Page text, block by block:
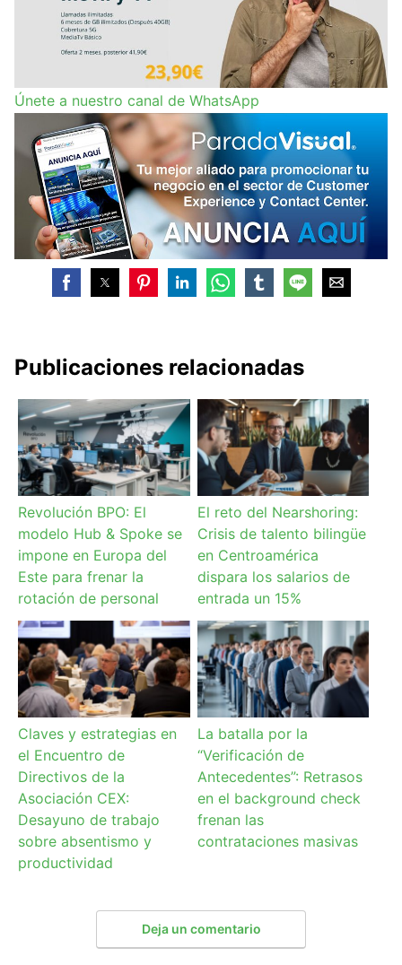
Únete a nuestro canal de WhatsApp
Publicaciones relacionadas
Revolución BPO: El
modelo Hub & Spoke se
impone en Europa del
Este para frenar la
rotación de personal
El reto del Nearshoring:
Crisis de talento bilingüe
en Centroamérica
dispara los salarios de
entrada un 15%
Claves y estrategias en
el Encuentro de
Directivos de la
Asociación CEX:
Desayuno de trabajo
sobre absentismo y
productividad
La batalla por la
“Verificación de
Antecedentes”: Retrasos
en el background check
frenan las
contrataciones masivas
Deja un comentario